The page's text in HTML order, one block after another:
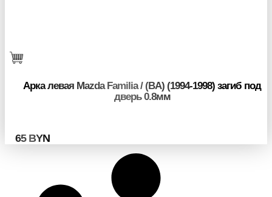
Арка левая Mazda Familia / (BA) (1994-1998) загиб под
дверь 0.8мм
65 BYN